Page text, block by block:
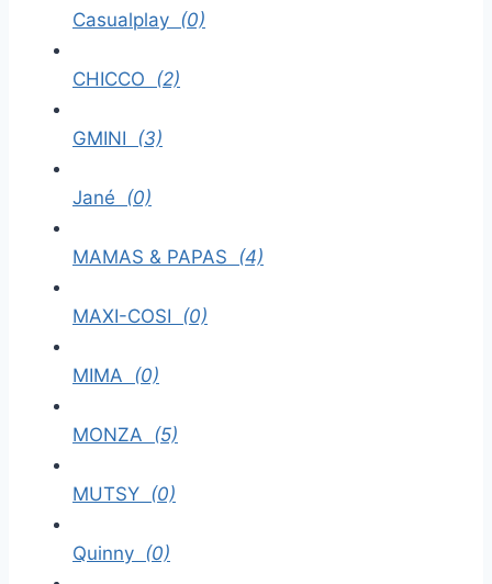
Casualplay (0)
CHICCO (2)
GMINI (3)
Jané (0)
MAMAS & PAPAS (4)
MAXI-COSI (0)
MIMA (0)
MONZA (5)
MUTSY (0)
Quinny (0)